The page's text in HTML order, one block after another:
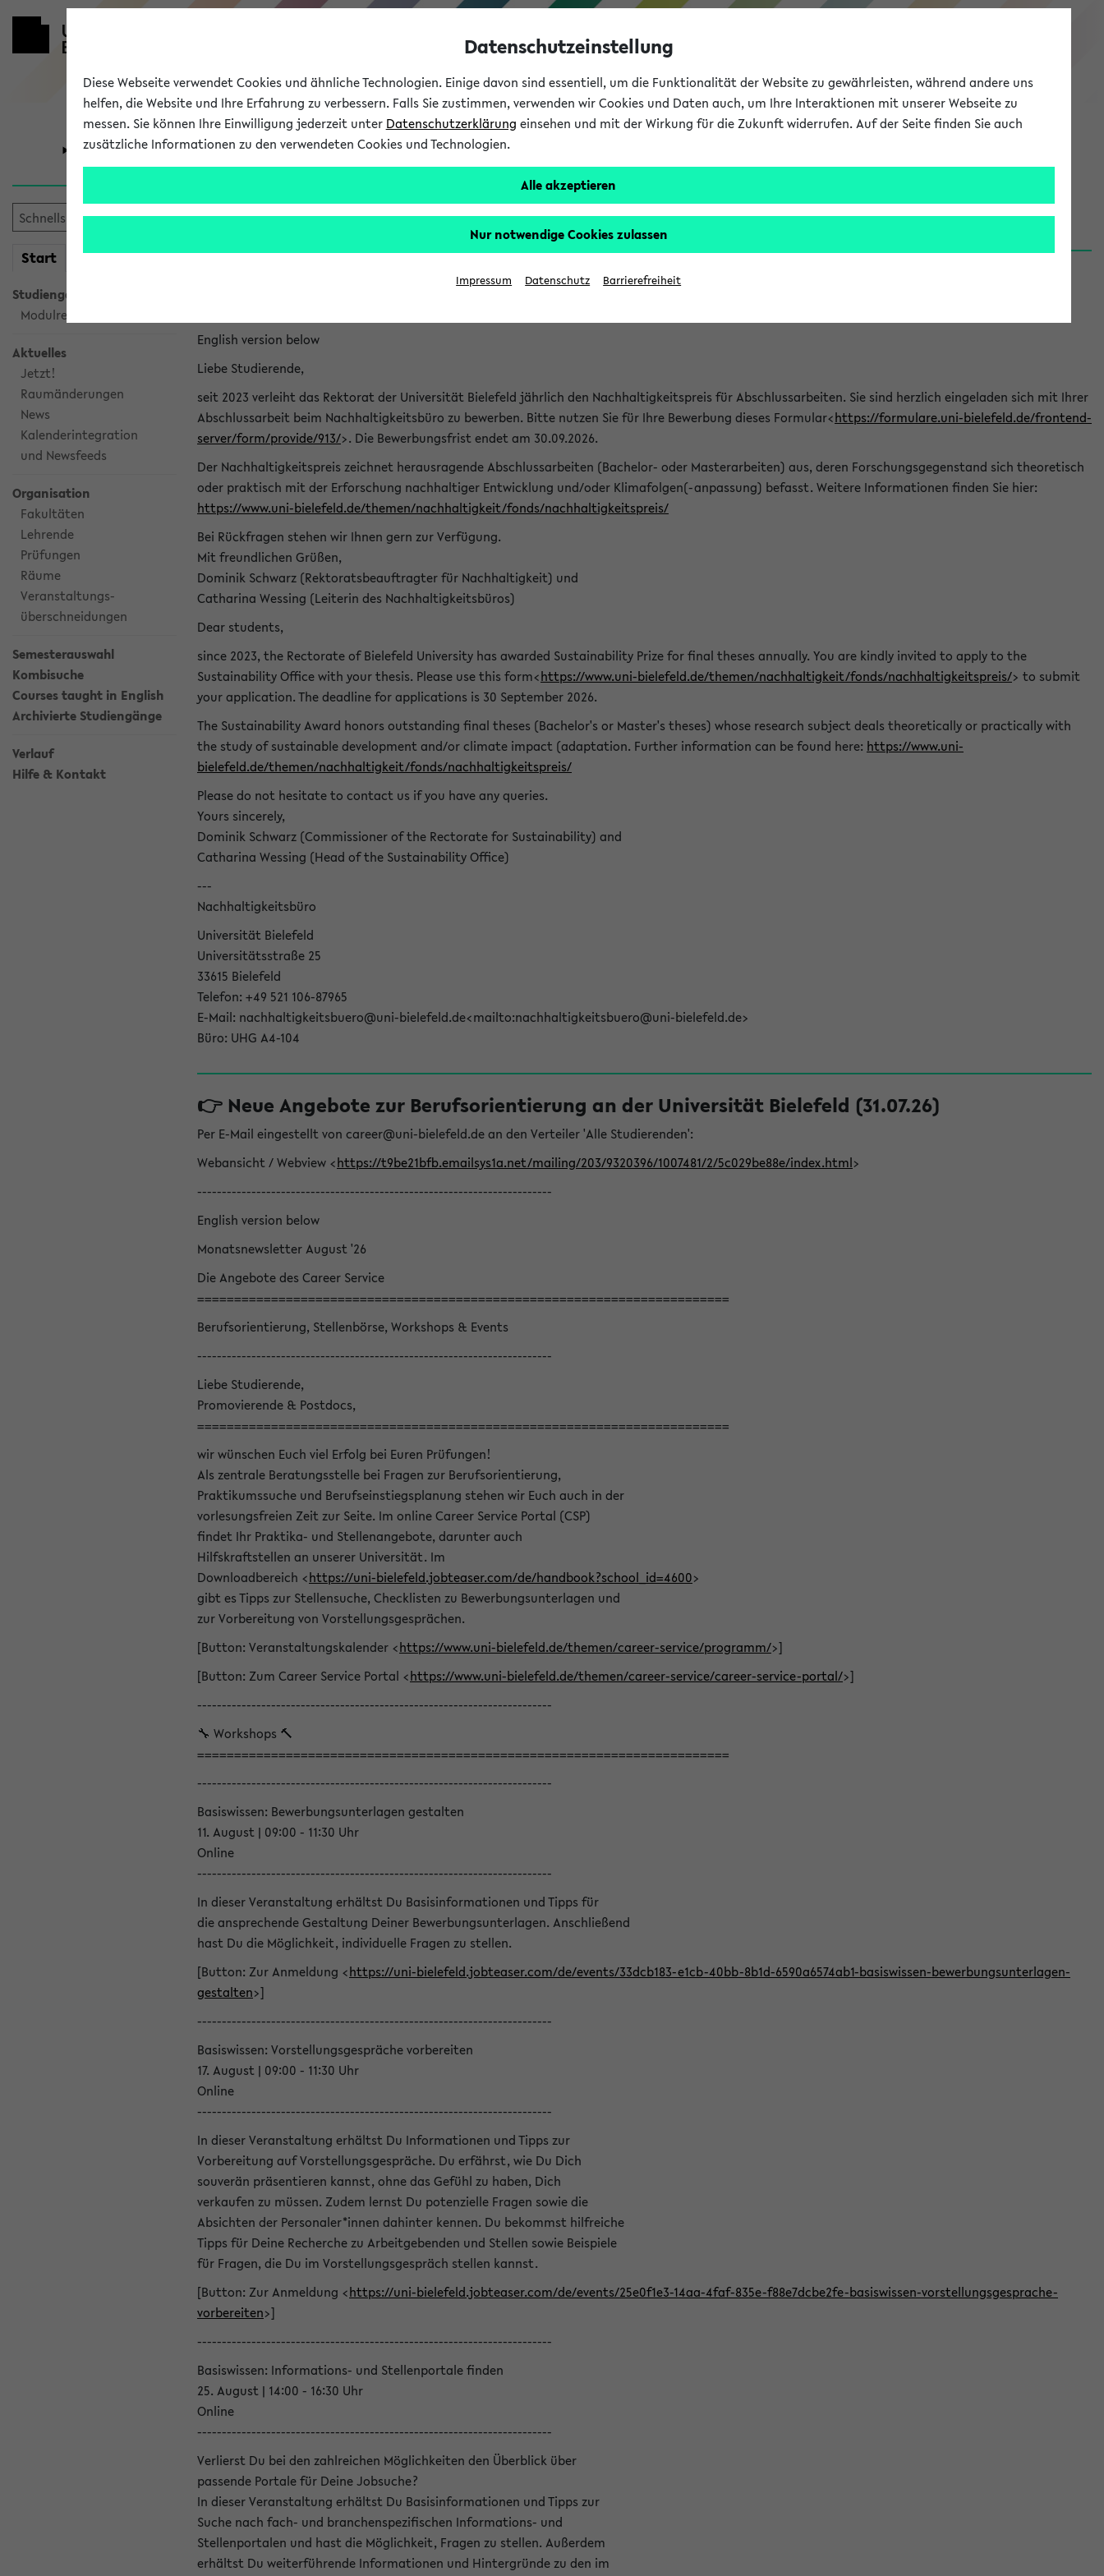
eKVV
Universität Forschung Studium
Start meineKVV
Studiengangsauswahl
Modulrecherche
Aktuelles
Jetzt!
Raumänderungen
News
Kalenderintegration
und Newsfeeds
Organisation
Fakultäten
Lehrende
Prüfungen
Räume
Veranstaltungs-
überschneidungen
Semesterauswahl
Kombisuche
Courses taught in English
Archivierte Studiengänge
Verlauf
Hilfe & Kontakt
eKVV News
Nachhaltigkeitspreis 2026: Bewerbungsphase gestartet (06.08.26)
English version below
Liebe Studierende,
seit 2023 verleiht das Rektorat der Universität Bielefeld jährlich den Nachhaltigkeitspreis für Abschlussarbeiten. Sie sind herzlich eingeladen sich mit Ihrer
Abschlussarbeit beim Nachhaltigkeitsbüro zu bewerben. Bitte nutzen Sie für Ihre Bewerbung dieses Formular<https://formulare.uni-bielefeld.de/frontend-
server/form/provide/913/>. Die Bewerbungsfrist endet am 30.09.2026.
Der Nachhaltigkeitspreis zeichnet herausragende Abschlussarbeiten (Bachelor- oder Masterarbeiten) aus, deren Forschungsgegenstand sich theoretisch
oder praktisch mit der Erforschung nachhaltiger Entwicklung und/oder Klimafolgen(-anpassung) befasst. Weitere Informationen finden Sie hier:
https://www.uni-bielefeld.de/themen/nachhaltigkeit/fonds/nachhaltigkeitspreis/
Bei Rückfragen stehen wir Ihnen gern zur Verfügung.
Mit freundlichen Grüßen,
Dominik Schwarz (Rektoratsbeauftragter für Nachhaltigkeit) und
Catharina Wessing (Leiterin des Nachhaltigkeitsbüros)
Dear students,
since 2023, the Rectorate of Bielefeld University has awarded Sustainability Prize for final theses annually. You are kindly invited to apply to the
Sustainability Office with your thesis. Please use this form<https://www.uni-bielefeld.de/themen/nachhaltigkeit/fonds/nachhaltigkeitspreis/> to submit
your application. The deadline for applications is 30 September 2026.
The Sustainability Award honors outstanding final theses (Bachelor's or Master's theses) whose research subject deals theoretically or practically with
the study of sustainable development and/or climate impact (adaptation. Further information can be found here: https://www.uni-
bielefeld.de/themen/nachhaltigkeit/fonds/nachhaltigkeitspreis/
Please do not hesitate to contact us if you have any queries.
Yours sincerely,
Dominik Schwarz (Commissioner of the Rectorate for Sustainability) and
Catharina Wessing (Head of the Sustainability Office)
---
Nachhaltigkeitsbüro
Universität Bielefeld
Universitätsstraße 25
33615 Bielefeld
Telefon: +49 521 106-87965
E-Mail: nachhaltigkeitsbuero@uni-bielefeld.de<mailto:nachhaltigkeitsbuero@uni-bielefeld.de>
Büro: UHG A4-104
👉 Neue Angebote zur Berufsorientierung an der Universität Bielefeld (31.07.26)
Per E-Mail eingestellt von career@uni-bielefeld.de an den Verteiler 'Alle Studierenden':
Webansicht / Webview <https://t9be21bfb.emailsys1a.net/mailing/203/9320396/1007481/2/5c029be88e/index.html>
------------------------------------------------------------------------
English version below
Monatsnewsletter August '26
Die Angebote des Career Service
========================================================================
Berufsorientierung, Stellenbörse, Workshops & Events
------------------------------------------------------------------------
Liebe Studierende,
Promovierende & Postdocs,
========================================================================
wir wünschen Euch viel Erfolg bei Euren Prüfungen!
Als zentrale Beratungsstelle bei Fragen zur Berufsorientierung,
Praktikumssuche und Berufseinstiegsplanung stehen wir Euch auch in der
vorlesungsfreien Zeit zur Seite. Im online Career Service Portal (CSP)
findet Ihr Praktika- und Stellenangebote, darunter auch
Hilfskraftstellen an unserer Universität. Im
Downloadbereich <https://uni-bielefeld.jobteaser.com/de/handbook?school_id=4600>
gibt es Tipps zur Stellensuche, Checklisten zu Bewerbungsunterlagen und
zur Vorbereitung von Vorstellungsgesprächen.
[Button: Veranstaltungskalender <https://www.uni-bielefeld.de/themen/career-service/programm/>]
[Button: Zum Career Service Portal <https://www.uni-bielefeld.de/themen/career-service/career-service-portal/>]
------------------------------------------------------------------------
🔧 Workshops 🔨
========================================================================
------------------------------------------------------------------------
Basiswissen: Bewerbungsunterlagen gestalten
11. August | 09:00 - 11:30 Uhr
Online
------------------------------------------------------------------------
In dieser Veranstaltung erhältst Du Basisinformationen und Tipps für
die ansprechende Gestaltung Deiner Bewerbungsunterlagen. Anschließend
hast Du die Möglichkeit, individuelle Fragen zu stellen.
[Button: Zur Anmeldung <https://uni-bielefeld.jobteaser.com/de/events/33dcb183-e1cb-40bb-8b1d-6590a6574ab1-basiswissen-bewerbungsunterlagen-
gestalten>]
------------------------------------------------------------------------
Basiswissen: Vorstellungsgespräche vorbereiten
17. August | 09:00 - 11:30 Uhr
Online
------------------------------------------------------------------------
In dieser Veranstaltung erhältst Du Informationen und Tipps zur
Vorbereitung auf Vorstellungsgespräche. Du erfährst, wie Du Dich
souverän präsentieren kannst, ohne das Gefühl zu haben, Dich
verkaufen zu müssen. Zudem lernst Du potenzielle Fragen sowie die
Absichten der Personaler*innen dahinter kennen. Du bekommst hilfreiche
Tipps für Deine Recherche zu Arbeitgebenden und Stellen sowie Beispiele
für Fragen, die Du im Vorstellungsgespräch stellen kannst.
[Button: Zur Anmeldung <https://uni-bielefeld.jobteaser.com/de/events/25e0f1e3-14aa-4faf-835e-f88e7dcbe2fe-basiswissen-vorstellungsgesprache-
vorbereiten>]
------------------------------------------------------------------------
Basiswissen: Informations- und Stellenportale finden
25. August | 14:00 - 16:30 Uhr
Online
------------------------------------------------------------------------
Verlierst Du bei den zahlreichen Möglichkeiten den Überblick über
passende Portale für Deine Jobsuche?
In dieser Veranstaltung erhältst Du Basisinformationen und Tipps zur
Suche nach fach- und branchenspezifischen Informations- und
Stellenportalen und hast die Möglichkeit, Fragen zu stellen. Außerdem
erhältst Du weiterführende Informationen und Hintergründe zu den im
Datenschutzeinstellung
Diese Webseite verwendet Cookies und ähnliche Technologien. Einige davon sind essentiell, um die Funktionalität der Website zu gewährleisten, während andere uns
helfen, die Website und Ihre Erfahrung zu verbessern. Falls Sie zustimmen, verwenden wir Cookies und Daten auch, um Ihre Interaktionen mit unserer Webseite zu
messen. Sie können Ihre Einwilligung jederzeit unter Datenschutzerklärung einsehen und mit der Wirkung für die Zukunft widerrufen. Auf der Seite finden Sie auch
zusätzliche Informationen zu den verwendeten Cookies und Technologien.
Alle akzeptieren
Nur notwendige Cookies zulassen
Impressum Datenschutz Barrierefreiheit